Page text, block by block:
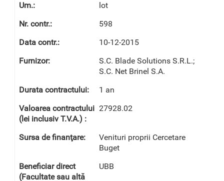
lot
598
10-12-2015
S.C. Blade Solutions S.R.L.;
S.C. Net Brinel S.A.
1 an
27928.02
Venituri proprii Cercetare
Buget
UBB